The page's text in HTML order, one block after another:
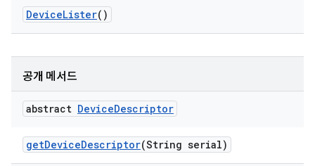
DeviceLister()
공개 메서드
abstract DeviceDescriptor
getDeviceDescriptor(String serial)